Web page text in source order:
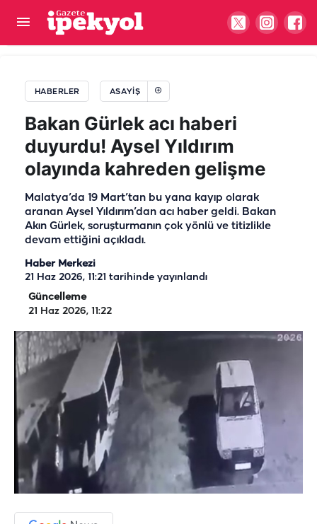
HABERLER ASAYIŞ
Bakan Gürlek acı haberi
duyurdu! Aysel Yıldırım
olayında kahreden gelişme
Malatya’da 19 Mart’tan bu yana kayıp olarak
aranan Aysel Yıldırım’dan acı haber geldi. Bakan
Akın Gürlek, soruşturmanın çok yönlü ve titizlikle
devam ettiğini açıkladı.
Haber Merkezi
21 Haz 2026, 11:21 tarihinde yayınlandı
Güncelleme
21 Haz 2026, 11:22
Gaziantep-Şanlıurfa yolunda plaka hilesi pahalıya